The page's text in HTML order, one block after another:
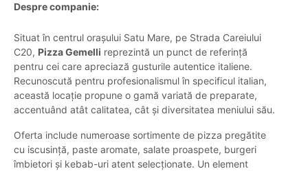
Despre companie:
Situat în centrul orașului Satu Mare, pe Strada Careiului
C20, Pizza Gemelli reprezintă un punct de referință
pentru cei care apreciază gusturile autentice italiene.
Recunoscută pentru profesionalismul în specificul italian,
această locație propune o gamă variată de preparate,
accentuând atât calitatea, cât și diversitatea meniului său.
Oferta include numeroase sortimente de pizza pregătite
cu iscusință, paste aromate, salate proaspete, burgeri
îmbietori și kebab-uri atent selecționate. Un element